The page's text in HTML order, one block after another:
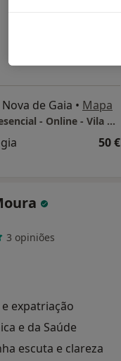
de Gaia • Mapa
Consultório de Psicologia Presencial - Online - Vila Nova de Gaia e Porto
50 €
3 opiniões
expatriação
e da Saúde
escuta e clareza